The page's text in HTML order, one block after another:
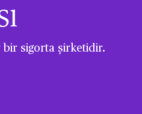
sigorta şirketidir.